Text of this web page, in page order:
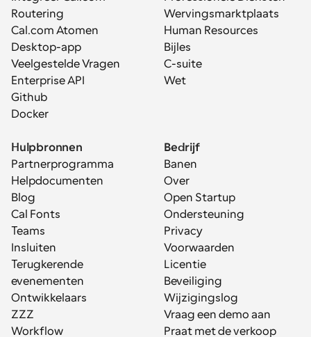
Routering
Cal.com Atomen
Desktop-app
Veelgestelde Vragen
Enterprise API
Github
Docker
Wervingsmarktplaats
Human Resources
Bijles
C-suite
Wet
Hulpbronnen
Partnerprogramma
Helpdocumenten
Blog
Cal Fonts
Teams
Insluiten
Terugkerende
evenementen
Ontwikkelaars
ZZZ
Workflow
Bedrijf
Banen
Over
Open Startup
Ondersteuning
Privacy
Voorwaarden
Licentie
Beveiliging
Wijzigingslog
Vraag een demo aan
Praat met de verkoop